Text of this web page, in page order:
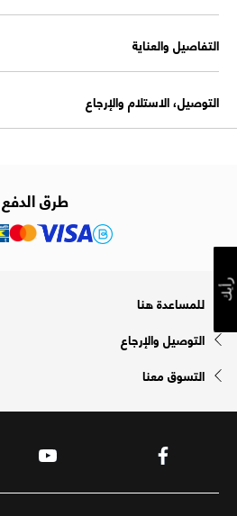
التفاصيل والعناية
التوصيل، الاستلام والإرجاع
طرق الدفع
للمساعدة هنا
التوصيل والإرجاع
التسوق معنا
رأيك